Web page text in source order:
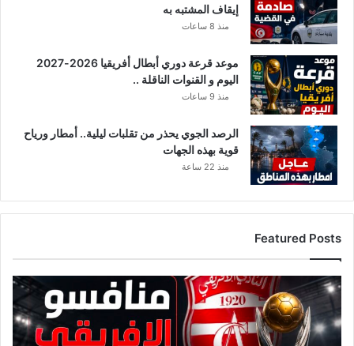
إيقاف المشتبه به
منذ 8 ساعات
موعد قرعة دوري أبطال أفريقيا 2026-2027
اليوم و القنوات الناقلة ..
منذ 9 ساعات
الرصد الجوي يحذر من تقلبات ليلية.. أمطار ورياح
قوية بهذه الجهات
منذ 22 ساعة
Featured Posts
ق
ئ
م